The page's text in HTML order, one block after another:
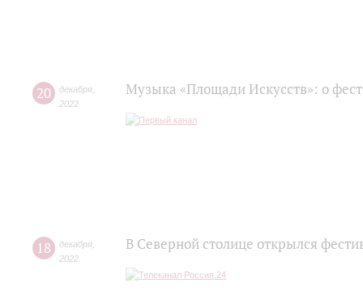
20 декабря
2022
Музыка «Площади Искусств»: о
18 декабря
2022
В Северной столице открылся